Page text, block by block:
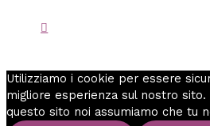
Utilizziamo i cookie per essere
migliore esperienza sul nostro sito.
questo sito noi assumiamo che tu